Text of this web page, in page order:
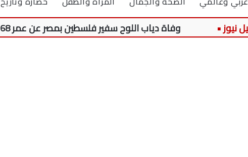
وفاة دياب اللوح سفير فلسطين بمصر عن عمر 68 عاما ومسيرة 50 عاما من النضال